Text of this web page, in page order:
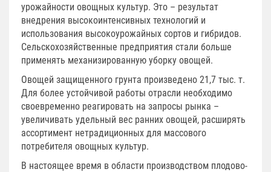
урожайности овощных культур. Это – результат
внедрения высокоинтенсивных технологий и
использования высокоурожайных сортов и гибридов.
Сельскохозяйственные предприятия стали больше
применять механизированную уборку овощей.
Овощей защищенного грунта произведено 21,7 тыс. т.
Для более устойчивой работы отрасли необходимо
своевременно реагировать на запросы рынка –
увеличивать удельный вес ранних овощей, расширять
ассортимент нетрадиционных для массового
потребителя овощных культур.
В настоящее время в области производством плодово-